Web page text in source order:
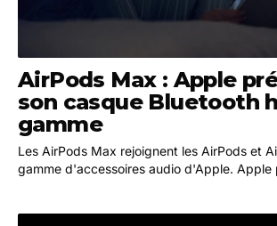
AirPods Max : Apple
son casque Bluetooth
gamme
Les AirPods Max rejoignent les AirPods et
gamme d'accessoires audio d'Apple. Apple